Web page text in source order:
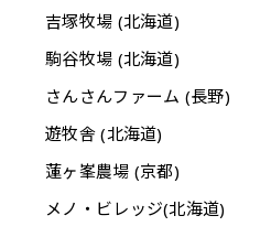
吉塚牧場 (北海道)
駒谷牧場 (北海道)
さんさんファーム (長野)
遊牧舎 (北海道)
蓮ヶ峯農場 (京都)
メノ・ビレッジ(北海道)